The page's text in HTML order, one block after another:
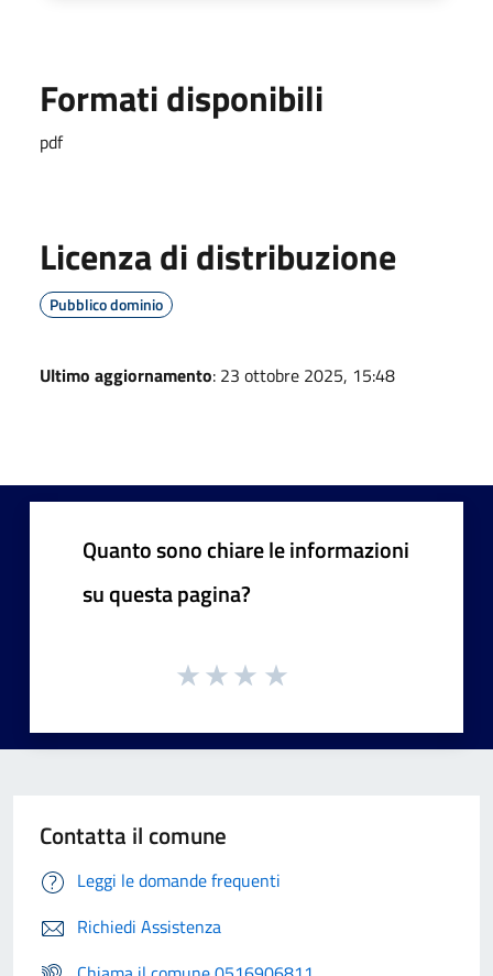
Formati disponibili
pdf
Licenza di distribuzione
Pubblico dominio
Ultimo aggiornamento: 23 ottobre 2025, 15:48
Quanto sono chiare le informazioni
su questa pagina?
Contatta il comune
Leggi le domande frequenti
Richiedi Assistenza